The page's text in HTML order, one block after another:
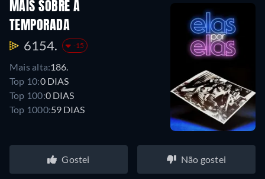
MAIS SOBRE A
TEMPORADA
6154. -15
Mais alta:186.
Top 10:0 DIAS
Top 100:0 DIAS
Top 1000:59 DIAS
Gostei Não gostei